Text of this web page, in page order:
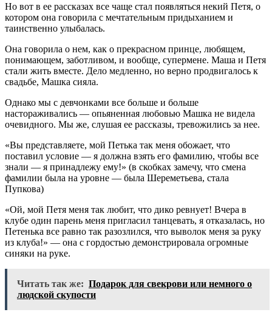
Но вот в ее рассказах все чаще стал появляться некий Петя, о
котором она говорила с мечтательным придыханием и
таинственно улыбалась.
Она говорила о нем, как о прекрасном принце, любящем,
понимающем, заботливом, и вообще, супермене. Маша и Петя
стали жить вместе. Дело медленно, но верно продвигалось к
свадьбе, Машка сияла.
Однако мы с девчонками все больше и больше
настораживались — опьяненная любовью Машка не видела
очевидного. Мы же, слушая ее рассказы, тревожились за нее.
«Вы представляете, мой Петька так меня обожает, что
поставил условие — я должна взять его фамилию, чтобы все
знали — я принадлежу ему!» (в скобках замечу, что смена
фамилии была на уровне — была Шереметьева, стала
Пупкова)
«Ой, мой Петя меня так любит, что дико ревнует! Вчера в
клубе один парень меня пригласил танцевать, я отказалась, но
Петенька все равно так разозлился, что выволок меня за руку
из клуба!» — она с гордостью демонстрировала огромные
синяки на руке.
Читать так же: Подарок для свекрови или немного о
людской скупости